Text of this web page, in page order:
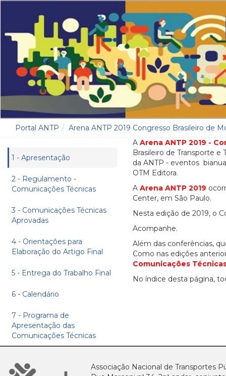
Portal ANTP Arena ANTP 2019 Congresso Brasileiro de
1 - Apresentação
2 - Regulamento -
Comunicações Técnicas
3 - Comunicações Técnicas
Aprovadas
4 - Orientações para
Elaboração do Artigo Final
5 - Entrega do Trabalho Final
6 - Calendário
7 - Programa de
Apresentação das
Comunicações Técnicas
A Arena ANTP 2019 -
Brasileiro de Transporte e
da ANTP - eventos
OTM Editora.
A Arena ANTP 2019
Center, em São Paulo.
Nesta edição de 2019, o
Acompanhe.
Além das conferências,
Como nas edições
Comunicações
No índice desta página,
Associação Nacional de Transportes